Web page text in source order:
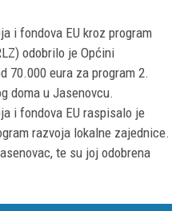
i fondova EU kroz program
odobrilo je Općini
70.000 eura za program 2.
doma u Jasenovcu.
i fondova EU raspisalo je
razvoja lokalne zajednice.
te su joj odobrena